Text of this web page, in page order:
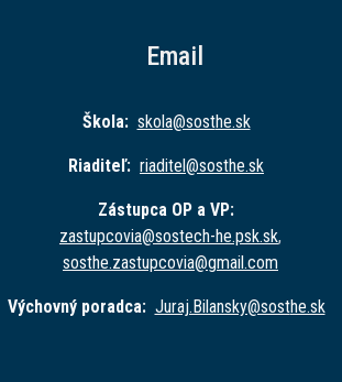
Email
Škola: skola@sosthe.sk
Riaditeľ: riaditel@sosthe.sk
Zástupca OP a VP:
zastupcovia@sostech-he.psk.sk,
sosthe.zastupcovia@gmail.com
Výchovný poradca: Juraj.Bilansky@sosthe.sk